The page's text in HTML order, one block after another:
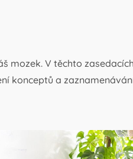
mozek. V těchto zasedacích
konceptů a